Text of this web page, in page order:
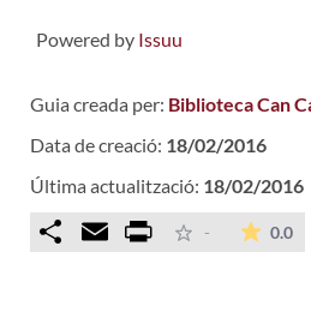
Powered by Issuu
Guia creada per: Biblioteca Can
Data de creació: 18/02/2016
Última actualització: 18/02/2016
Comparteix
Email Print - 0.0